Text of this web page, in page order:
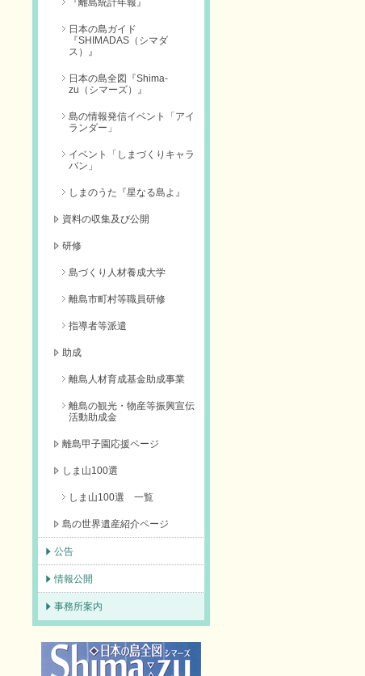
『離島統計年報』
日本の島ガイド
『SHIMADAS（シマダ
ス）』
日本の島全図『Shima-
zu（シマーズ）』
島の情報発信イベント「アイ
ランダー」
イベント「しまづくりキャラ
バン」
しまのうた『星なる島よ』
資料の収集及び公開
研修
島づくり人材養成大学
離島市町村等職員研修
指導者等派遣
助成
離島人材育成基金助成事業
離島の観光・物産等振興宣伝
活動助成金
離島甲子園応援ページ
しま山100選
しま山100選 一覧
島の世界遺産紹介ページ
公告
情報公開
事務所案内